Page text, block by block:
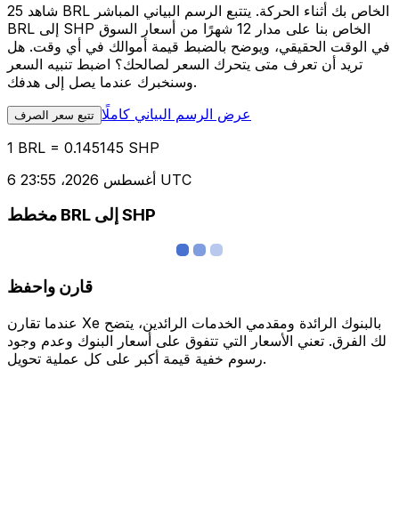
شاهد 25 BRL الخاص بك أثناء الحركة. يتتبع الرسم البياني المباشر
BRL إلى SHP الخاص بنا على مدار 12 شهرًا من أسعار السوق
في الوقت الحقيقي، ويوضح بالضبط قيمة أموالك في أي وقت. هل
تريد أن تعرف متى يتحرك السعر لصالحك؟ اضبط تنبيه السعر
وسنخبرك عندما يصل إلى هدفك.
تتبع سعر الصرف عرض الرسم البياني كاملًا
1 BRL = 0.145145 SHP
6 أغسطس 2026، 23:55 UTC
مخطط BRL إلى SHP
قارن واحفظ
عندما تقارن Xe بالبنوك الرائدة ومقدمي الخدمات الرائدين، يتضح
لك الفرق. تعني الأسعار التي تتفوق على أسعار البنوك وعدم وجود
رسوم خفية قيمة أكبر على كل عملية تحويل.